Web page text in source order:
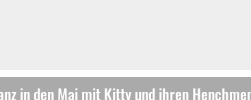
in den Mai mit Kitty und ihren